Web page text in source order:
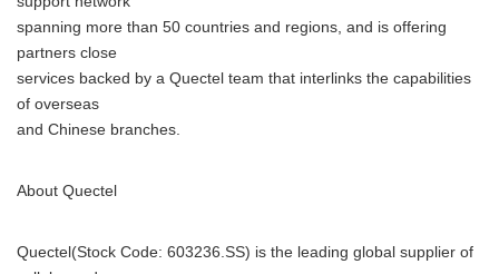
spanning more than 50 countries and regions, and is offering
partners close
services backed by a Quectel team that interlinks the capabilities
of overseas
and Chinese branches.
About Quectel
Quectel(Stock Code: 603236.SS) is the leading global supplier of